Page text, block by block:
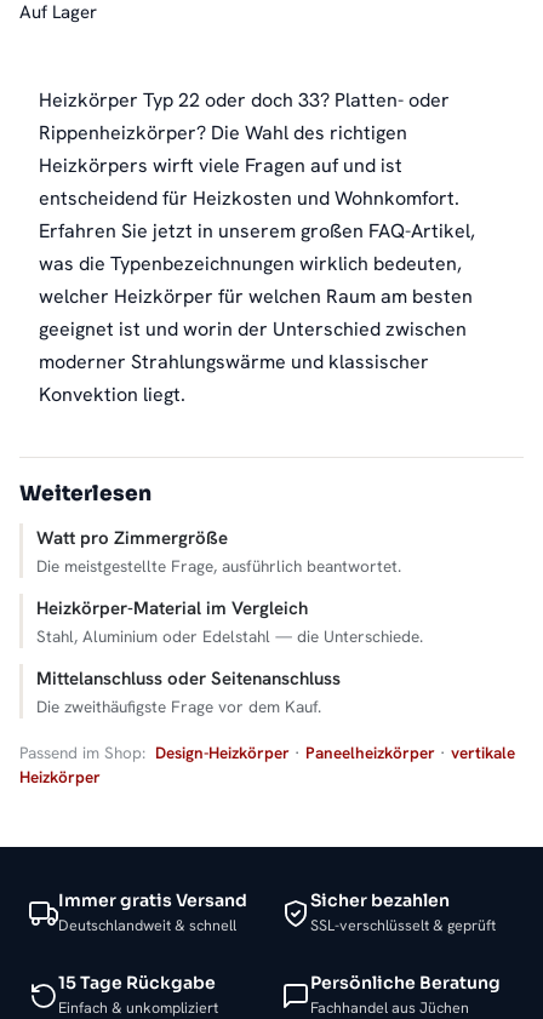
Auf Lager
Heizkörper Typ 22 oder doch 33? Platten- oder
Rippenheizkörper? Die Wahl des richtigen
Heizkörpers wirft viele Fragen auf und ist
entscheidend für Heizkosten und Wohnkomfort.
Erfahren Sie jetzt in unserem großen FAQ-Artikel,
was die Typenbezeichnungen wirklich bedeuten,
welcher Heizkörper für welchen Raum am besten
geeignet ist und worin der Unterschied zwischen
moderner Strahlungswärme und klassischer
Konvektion liegt.
Weiterlesen
Watt pro Zimmergröße
Die meistgestellte Frage, ausführlich beantwortet.
Heizkörper-Material im Vergleich
Stahl, Aluminium oder Edelstahl — die Unterschiede.
Mittelanschluss oder Seitenanschluss
Die zweithäufigste Frage vor dem Kauf.
Passend im Shop: Design-Heizkörper · Paneelheizkörper · vertikale
Heizkörper
Immer gratis Versand
Deutschlandweit & schnell
Sicher bezahlen
SSL-verschlüsselt & geprüft
15 Tage Rückgabe
Einfach & unkompliziert
Persönliche Beratung
Fachhandel aus Jüchen